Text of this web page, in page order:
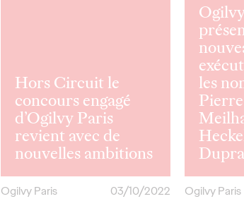
Hors Circuit le
concours engagé
d’Ogilvy Paris
revient avec de
nouvelles ambitions
Ogilvy Paris
03/10/2022
les
Ogilvy Paris